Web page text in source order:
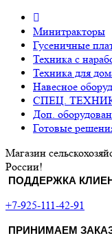
Минитракторы
Гусеничные
Техника с
Техника для
Навесное
СПЕЦ.
Доп.
Готовые
Магазин
России!
ПОДДЕРЖКА
+7-925-111-42-91
ПРИНИМАЕМ